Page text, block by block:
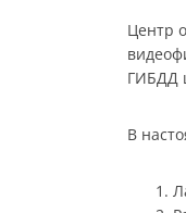
Центр
ГИБДД
В